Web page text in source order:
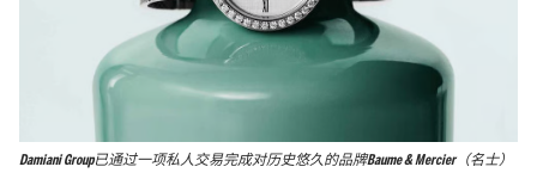
Damiani Group已通过一项私人交易完成对历史悠久的品牌Baume & Mercier（名士）